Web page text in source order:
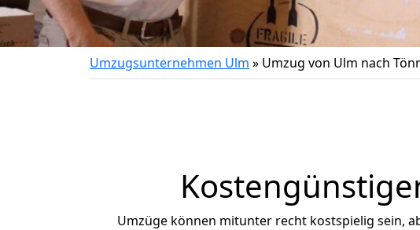
Umzugsunternehmen Ulm » Umzug von Ulm nach
Umzüge können mitunter recht kostspielig sein,